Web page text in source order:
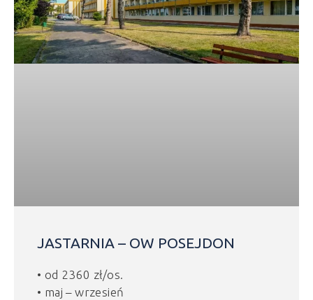
JASTARNIA – OW POSEJDON
• od 2360 zł/os.
• maj – wrzesień